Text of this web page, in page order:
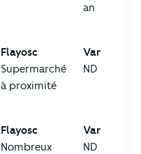
an
Flayosc
Supermarché
à proximité
Var
ND
Flayosc
Nombreux
Var
ND